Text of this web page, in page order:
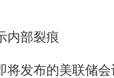
部裂痕
发布的美联储会